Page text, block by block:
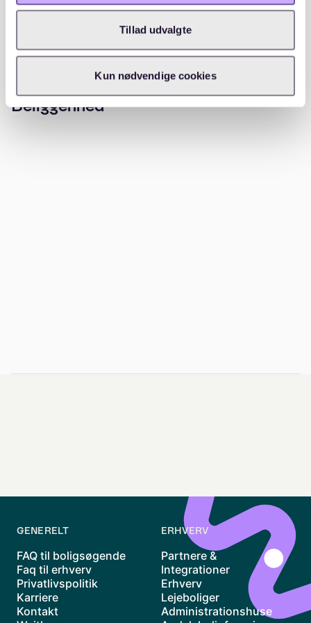
Tillad udvalgte
Kun nødvendige cookies
Beliggenhed
GENERELT
FAQ til boligsøgende
Faq til erhverv
Privatlivspolitik
Karriere
Kontakt
ERHVERV
Partnere &
Integrationer
Erhverv
Lejeboliger
Administrationshuse